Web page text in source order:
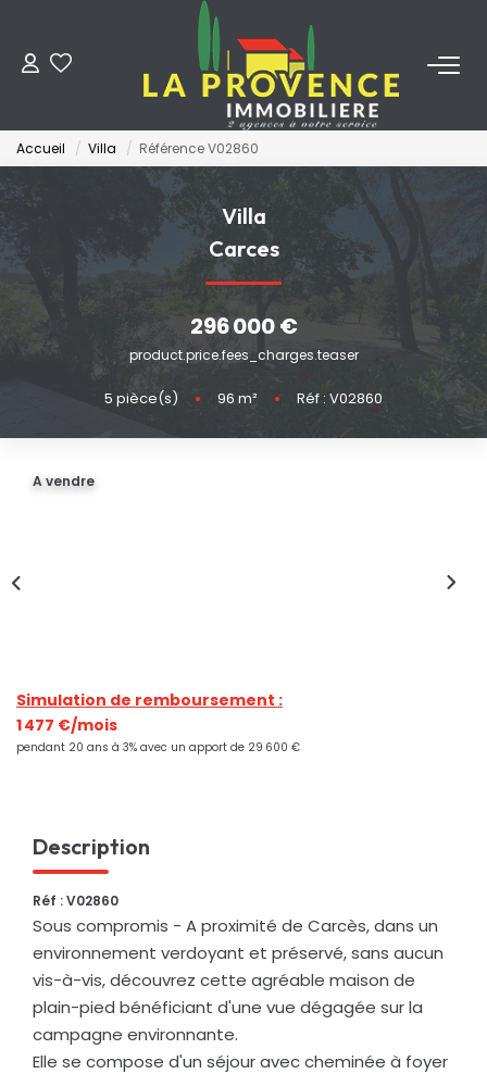
ACHETER
LOUER
ESTIMER
FAIRE GÉRER
NOS AGENCES
Accueil Villa Référence V02860
Villa
Carces
296 000 €
product.price.fees_charges.teaser
5 pièce(s) • 96 m² • Réf : V02860
A vendre
Simulation de remboursement :
1 477 €/mois
pendant 20 ans à 3% avec un apport de 29 600 €
Description
Réf : V02860
Sous compromis - A proximité de Carcès, dans un
environnement verdoyant et préservé, sans aucun
vis-à-vis, découvrez cette agréable maison de
plain-pied bénéficiant d'une vue dégagée sur la
campagne environnante.
Elle se compose d'un séjour avec cheminée à foyer